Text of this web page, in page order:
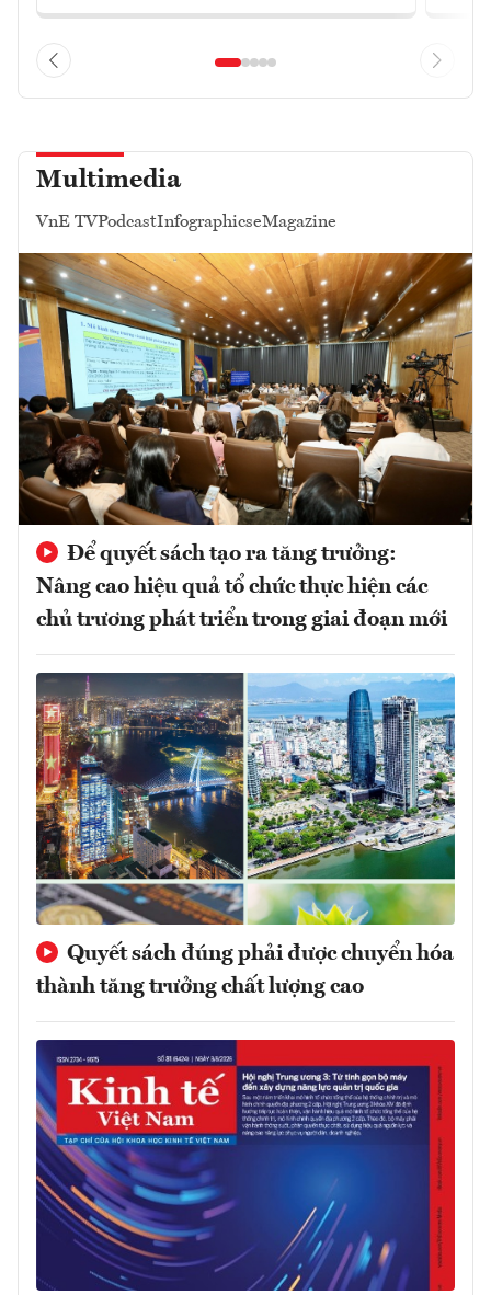
Multimedia
VnE TVPodcastInfographicseMagazine
Để quyết sách tạo ra tăng trưởng:
Nâng cao hiệu quả tổ chức thực hiện các
chủ trương phát triển trong giai đoạn mới
Quyết sách đúng phải được chuyển hóa
thành tăng trưởng chất lượng cao